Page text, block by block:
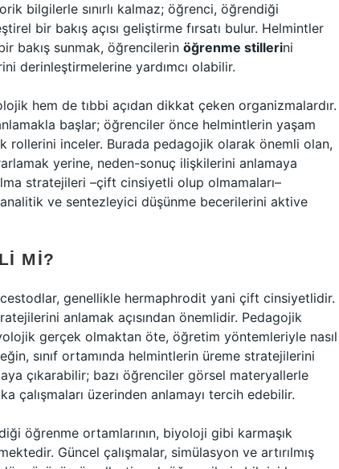
bilgilerle sınırlı kalmaz; öğrenci, öğrendiği
bir bakış açısı geliştirme fırsatı bulur. Helmintler
bakış sunmak, öğrencilerin öğrenme stillerini
derinleştirmelerine yardımcı olabilir.
hem de tıbbi açıdan dikkat çeken organizmalardır.
başlar; öğrenciler önce helmintlerin yaşam
inceler. Burada pedagojik olarak önemli olan,
yerine, neden-sonuç ilişkilerini anlamaya
stratejileri –çift cinsiyetli olup olmamaları–
ve sentezleyici düşünme becerilerini aktive
MI?
genellikle hermaphrodit yani çift cinsiyetlidir.
anlamak açısından önemlidir. Pedagojik
gerçek olmaktan öte, öğretim yöntemleriyle nasıl
sınıf ortamında helmintlerin üreme stratejilerini
çıkarabilir; bazı öğrenciler görsel materyallerle
çalışmaları üzerinden anlamayı tercih edebilir.
öğrenme ortamlarının, biyoloji gibi karmaşık
Güncel çalışmalar, simülasyon ve artırılmış